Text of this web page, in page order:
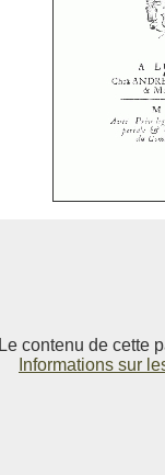
Le contenu de cette
Informations sur